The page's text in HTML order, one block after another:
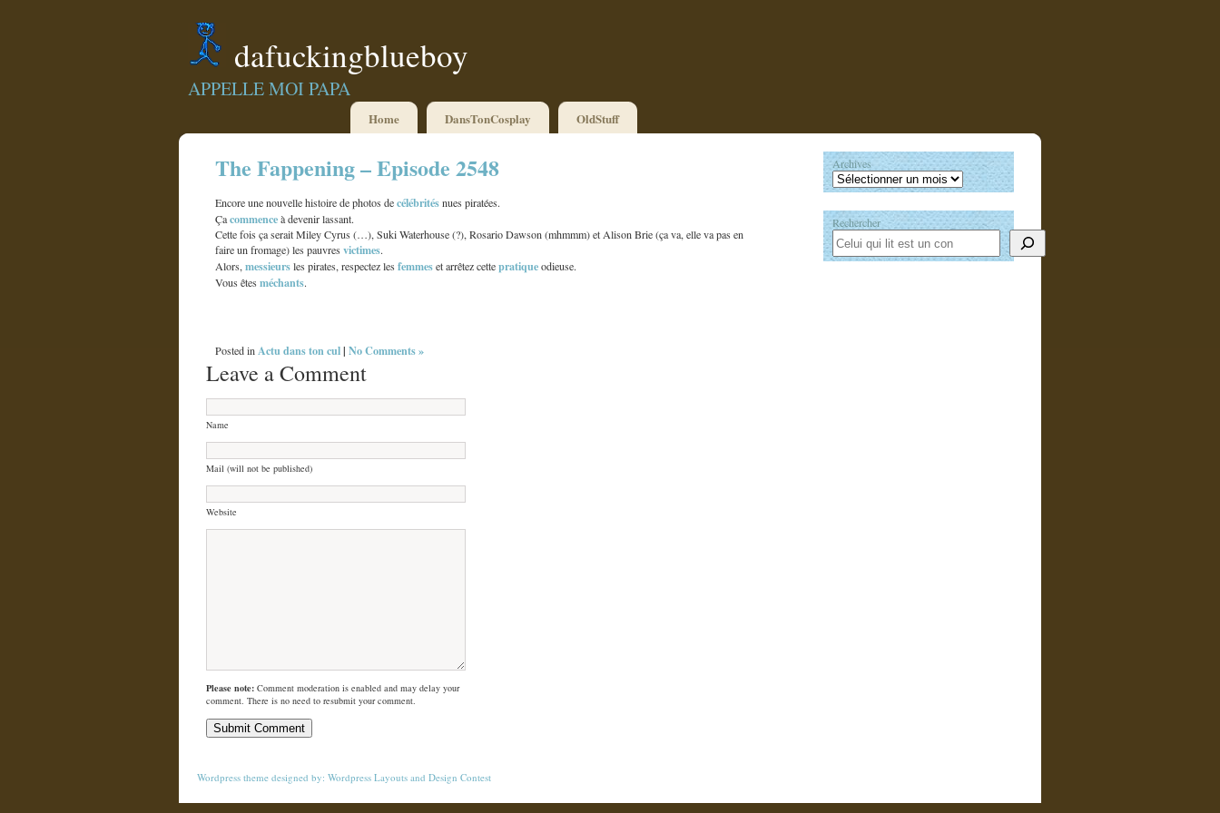
dafuckingblueboy
APPELLE MOI PAPA
Home DansTonCosplay OldStuff
The Fappening – Episode 2548
Encore une nouvelle histoire de photos decélébritésnues piratées.
Çacommenceà devenir lassant.
Cette fois ça serait Miley Cyrus (…), Suki Waterhouse (?), Rosario Dawson (mhmmm) et Alison Brie (ça va, elle va pas en
faire un fromage) les pauvresvictimes.
Alors,messieursles pirates, respectez lesfemmeset arrêtez cettepratiqueodieuse.
Vous êtesméchants.
Posted inActu dans ton cul| No Comments »
Leave a Comment
Name
Mail (will not be published)
Website
Please note: Comment moderation is enabled and may delay your
comment. There is no need to resubmit your comment.
Archives
Rechercher
Wordpress theme designed by: Wordpress Layouts and Design Contest